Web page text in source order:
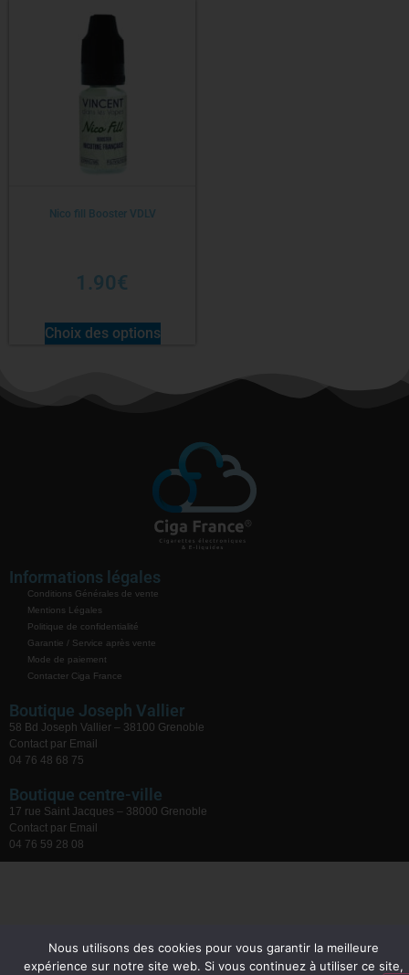
Nico fill Booster VDLV
1.90€
Choix des options
Informations légales
Conditions Générales de vente
Mentions Légales
Politique de confidentialité
Garantie / Service après vente
Mode de paiement
Contacter Ciga France
Boutique Joseph Vallier
58 Bd Joseph Vallier – 38100 Grenoble
Contact par Email
04 76 48 68 75
Boutique centre-ville
17 rue Saint Jacques – 38000 Grenoble
Contact par Email
04 76 59 28 08
Nous utilisons des cookies pour vous garantir la meilleure
expérience sur notre site web. Si vous continuez à utiliser ce site,